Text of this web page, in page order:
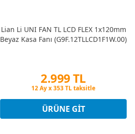
Lian Li UNI FAN TL LCD FLEX 1x120mm
Beyaz Kasa Fanı (G9F.12TLLCD1F1W.00)
2.999 TL
Peşin Fiyatına 3 Taksit
Peşin Fiyatına 3 Taksit
ÜRÜNE GIT